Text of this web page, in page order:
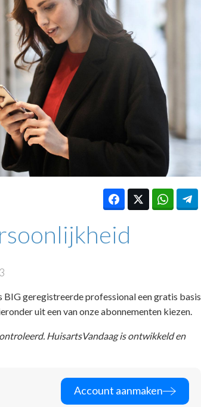
BIG geregistreerde professional een gratis basis
uit een van onze abonnementen kiezen.
HuisartsVandaag is ontwikkeld en
Account aanmaken